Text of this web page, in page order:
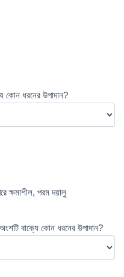
কোন ধরনের উপাদান?
ক্ষমাশীল, পরম দয়ালু
বাক্যে কোন ধরনের উপাদান?